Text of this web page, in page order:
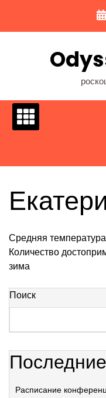
содержимому
Средняя
Количество
зима
Поиск
Расписание